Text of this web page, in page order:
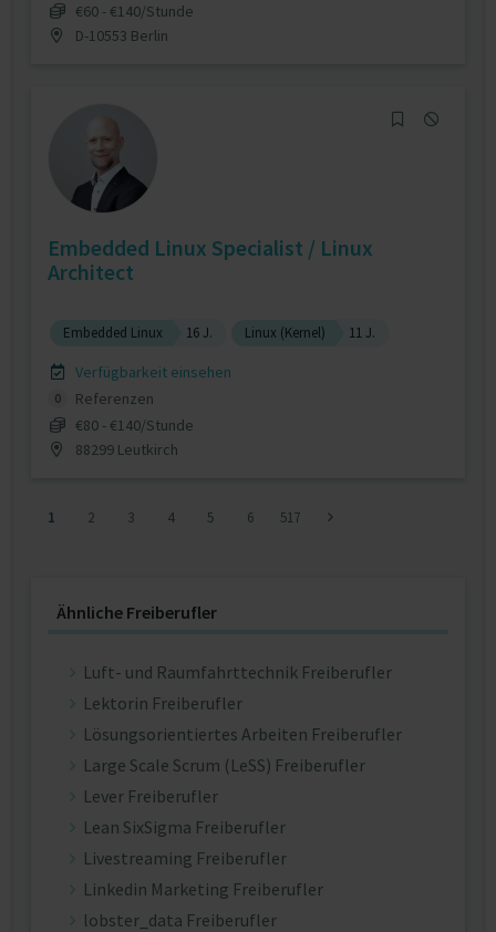
€60 - €140/Stunde
D-10553 Berlin
Embedded Linux Specialist / Linux
Architect
Embedded Linux 16 J. Linux (Kernel) 11 J.
Verfügbarkeit einsehen
0
Referenzen
€80 - €140/Stunde
88299 Leutkirch
1 2 3 4 5 6 517
Ähnliche Freiberufler
Luft- und Raumfahrttechnik Freiberufler
Lektorin Freiberufler
Lösungsorientiertes Arbeiten Freiberufler
Large Scale Scrum (LeSS) Freiberufler
Lever Freiberufler
Lean SixSigma Freiberufler
Livestreaming Freiberufler
Linkedin Marketing Freiberufler
lobster_data Freiberufler